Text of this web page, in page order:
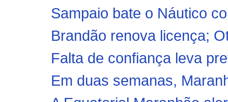
Sampaio bate o Náutico
Brandão renova licença;
Falta de confiança leva
Em duas semanas,